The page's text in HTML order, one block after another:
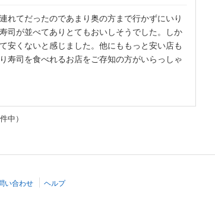
れてだったのであまり奥の方まで行かずにいり
司が並べてありとてもおいしそうでした。しか
安くないと感じました。他にももっと安い店も
寿司を食べれるお店をご存知の方がいらっしゃ
件中）
い合わせ
ヘルプ